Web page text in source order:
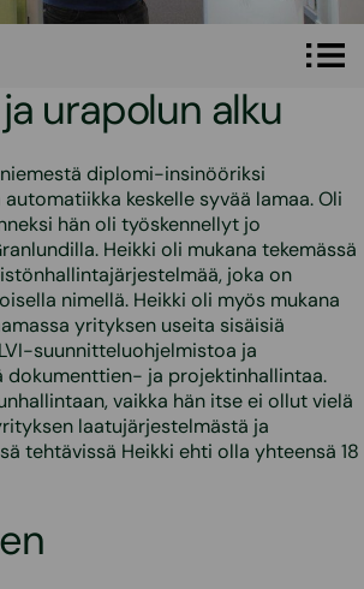
urapolun alku
diplomi-insinööriksi
automatiikka keskelle syvää lamaa. Oli
hän oli työskennellyt jo
Heikki oli mukana tekemässä
joka on
nimellä. Heikki oli myös mukana
yrityksen useita sisäisiä
suunnitteluohjelmistoa ja
dokumenttien- ja projektinhallintaa.
vaikka hän itse ei ollut vielä
laatujärjestelmästä ja
tehtävissä Heikki ehti olla yhteensä 18